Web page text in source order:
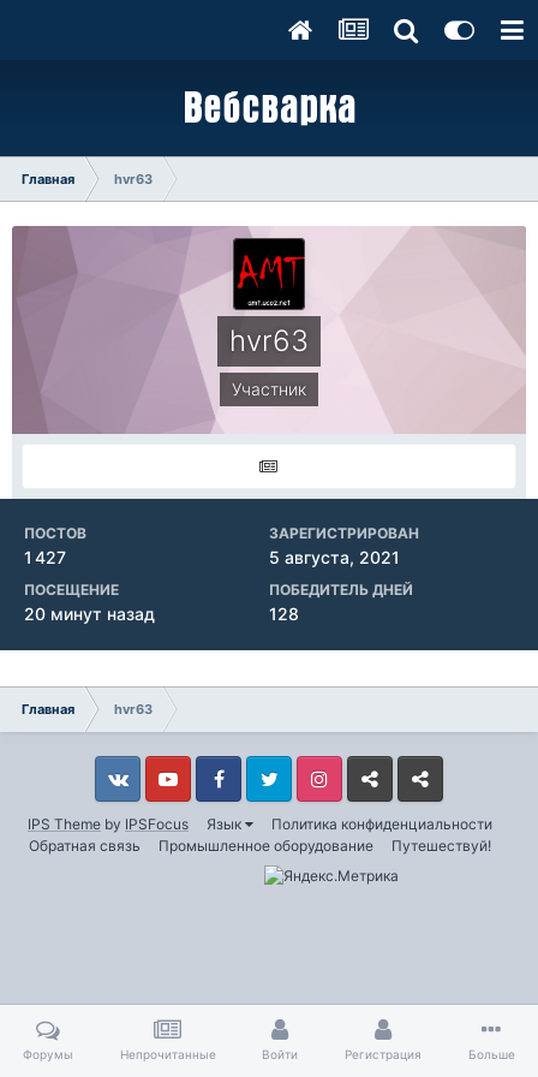
Главная hvr63
hvr63
Участник
ПОСТОВ
1 427
ЗАРЕГИСТРИРОВАН
5 августа, 2021
ПОСЕЩЕНИЕ
20 минут назад
ПОБЕДИТЕЛЬ ДНЕЙ
128
Главная hvr63
IPS Theme by IPSFocus Язык
Политика конфиденциальности
Обратная связь
Промышленное оборудование Путешествуй!
VkontakteYouTube FacebookTwitter InstagramLivejournalOdnoklassniki
Форумы Непрочитанные Войти Регистрация Больше